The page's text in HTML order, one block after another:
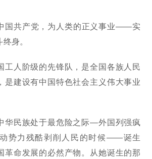
国共产党，为人类的正义事业——实
身。
工人阶级的先锋队，是全国各族人民
是建设有中国特色社会主义伟大事业
华民族处于最危险之际—外国列强疯
势力残酷剥削人民的时候——诞生
革命发展的必然产物。从她诞生的那